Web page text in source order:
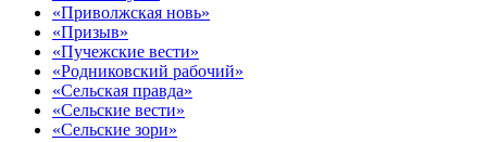
«Приволжская новь»
«Призыв»
«Пучежские вести»
«Родниковский рабочий»
«Сельская правда»
«Сельские вести»
«Сельские зори»